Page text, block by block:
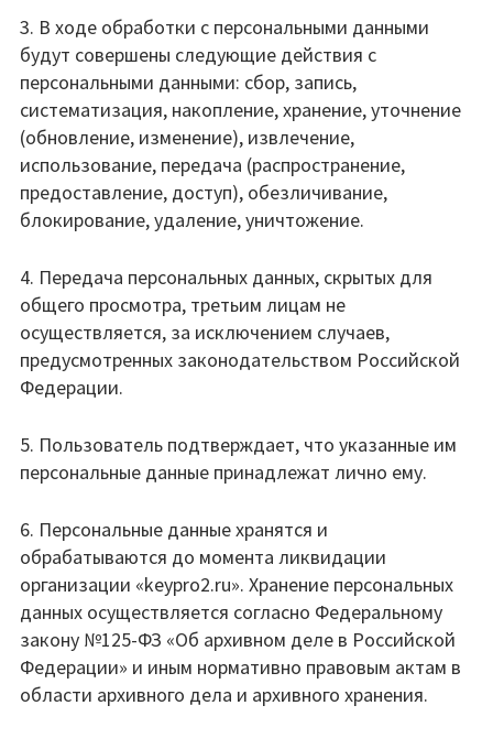
3. В ходе обработки с персональными данными
будут совершены следующие действия с
персональными данными: сбор, запись,
систематизация, накопление, хранение, уточнение
(обновление, изменение), извлечение,
использование, передача (распространение,
предоставление, доступ), обезличивание,
блокирование, удаление, уничтожение.
4. Передача персональных данных, скрытых для
общего просмотра, третьим лицам не
осуществляется, за исключением случаев,
предусмотренных законодательством Российской
Федерации.
5. Пользователь подтверждает, что указанные им
персональные данные принадлежат лично ему.
6. Персональные данные хранятся и
обрабатываются до момента ликвидации
организации «keypro2.ru». Хранение персональных
данных осуществляется согласно Федеральному
закону №125-ФЗ «Об архивном деле в Российской
Федерации» и иным нормативно правовым актам в
области архивного дела и архивного хранения.